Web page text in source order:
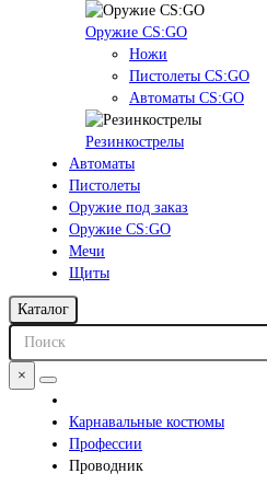
Оружие CS:GO
Ножи
Пистолеты CS:GO
Автоматы CS:GO
Резинкострелы
Автоматы
Пистолеты
Оружие под заказ
Оружие CS:GO
Мечи
Щиты
Каталог
×
Карнавальные костюмы
Профессии
Проводник